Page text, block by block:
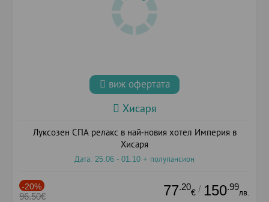
виж офертата
Хисаря
Луксозен СПА релакс в най-новия хотел Империя в
Хисаря
Дата: 25.06 - 01.10 + полупансион
-20%
96.50€ 77.20
€ / 150.99
лв.